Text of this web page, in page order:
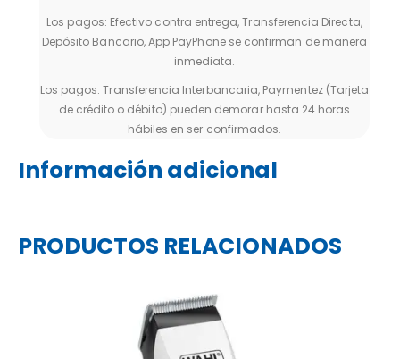
Los pagos: Efectivo contra entrega, Transferencia Directa,
Depósito Bancario, App PayPhone se confirman de manera
inmediata.
Los pagos: Transferencia Interbancaria, Paymentez (Tarjeta
de crédito o débito) pueden demorar hasta 24 horas
hábiles en ser confirmados.
Información adicional
PRODUCTOS RELACIONADOS